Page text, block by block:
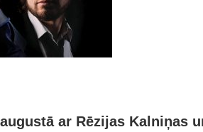
ar Rēzijas Kalniņas